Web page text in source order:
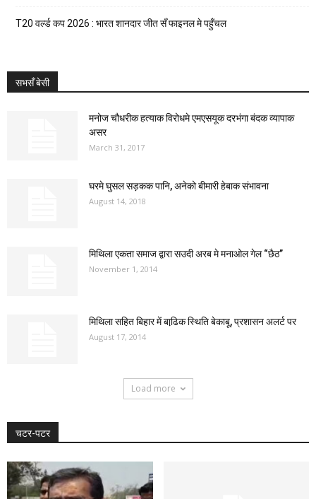
T20 वर्ल्ड कप 2026 : भारत शानदार जीत सँ फाइनल मे पहुँचल
सभसँ बेसी
मनोज चौधरीक हत्याक विरोधमे एमएसयूक दरभंगा बंदक व्यापाक
असर
March 31, 2017
घरमे घुसल सड़कक पानि, अनेको बीमारी हेबाक संभावना
August 14, 2018
मिथिला एकता समाज द्वारा सउदी अरब मे मनाओल गेल “छैठ”
November 1, 2014
मिथिला सहित बिहार में बाढि़क स्थिति बेकाबू, प्रशासन अलर्ट पर
August 17, 2014
Load more
चटर-पटर